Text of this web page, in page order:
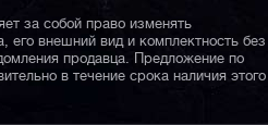
за собой право изменять
его внешний вид и комплектность без
продавца. Предложение по
в течение срока наличия этого